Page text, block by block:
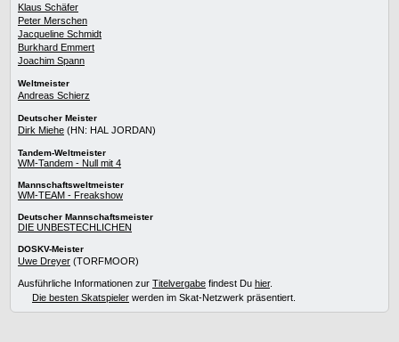
Klaus Schäfer
Peter Merschen
Jacqueline Schmidt
Burkhard Emmert
Joachim Spann
Weltmeister
Andreas Schierz
Deutscher Meister
Dirk Miehe (HN: HAL JORDAN)
Tandem-Weltmeister
WM-Tandem - Null mit 4
Mannschaftsweltmeister
WM-TEAM - Freakshow
Deutscher Mannschaftsmeister
DIE UNBESTECHLICHEN
DOSKV-Meister
Uwe Dreyer (TORFMOOR)
Ausführliche Informationen zur Titelvergabe findest Du hier.
Die besten Skatspieler werden im Skat-Netzwerk präsentiert.